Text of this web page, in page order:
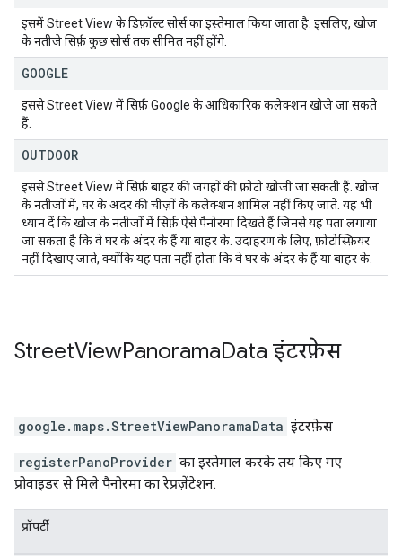
इसमें Street View के डिफ़ॉल्ट सोर्स का इस्तेमाल किया जाता है. इसलिए, खोज
के नतीजे सिर्फ़ कुछ सोर्स तक सीमित नहीं होंगे.
GOOGLE
इससे Street View में सिर्फ़ Google के आधिकारिक कलेक्शन खोजे जा सकते
हैं.
OUTDOOR
इससे Street View में सिर्फ़ बाहर की जगहों की फ़ोटो खोजी जा सकती हैं. खोज
के नतीजों में, घर के अंदर की चीज़ों के कलेक्शन शामिल नहीं किए जाते. यह भी
ध्यान दें कि खोज के नतीजों में सिर्फ़ ऐसे पैनोरमा दिखते हैं जिनसे यह पता लगाया
जा सकता है कि वे घर के अंदर के हैं या बाहर के. उदाहरण के लिए, फ़ोटोस्फ़ियर
नहीं दिखाए जाते, क्योंकि यह पता नहीं होता कि वे घर के अंदर के हैं या बाहर के.
StreetViewPanoramaData इंटरफ़ेस
google.maps.StreetViewPanoramaData इंटरफ़ेस
registerPanoProvider का इस्तेमाल करके तय किए गए
प्रोवाइडर से मिले पैनोरमा का रेप्रज़ेंटेशन.
प्रॉपर्टी